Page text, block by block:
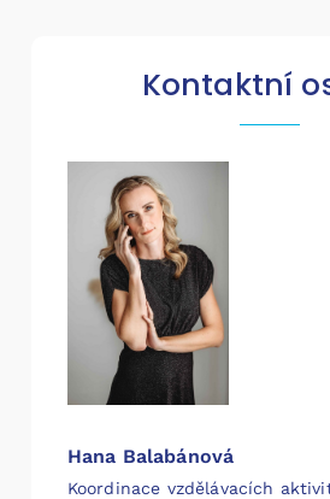
Kontaktní
Hana Balabánová
Koordinace vzdělávacích